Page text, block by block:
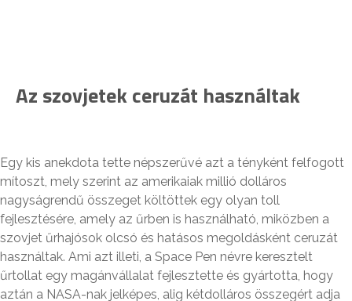
Az szovjetek ceruzát használtak
Egy kis anekdota tette népszerűvé azt a tényként felfogott
mítoszt, mely szerint az amerikaiak millió dolláros
nagyságrendű összeget költöttek egy olyan toll
fejlesztésére, amely az űrben is használható, miközben a
szovjet űrhajósok olcsó és hatásos megoldásként ceruzát
használtak. Ami azt illeti, a Space Pen névre keresztelt
űrtollat egy magánvállalat fejlesztette és gyártotta, hogy
aztán a NASA-nak jelképes, alig kétdolláros összegért adja